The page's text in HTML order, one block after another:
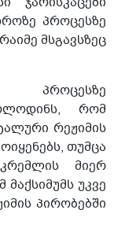
პროცესზე
მსგავსზეც
პროცესზე
რომ
რეჟიმის
თუმცა
მიერ
უკვე
პირობებში